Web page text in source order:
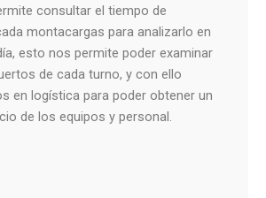
consultar el tiempo de
montacargas para analizarlo en
esto nos permite poder examinar
de cada turno, y con ello
en logística para poder obtener un
de los equipos y personal.